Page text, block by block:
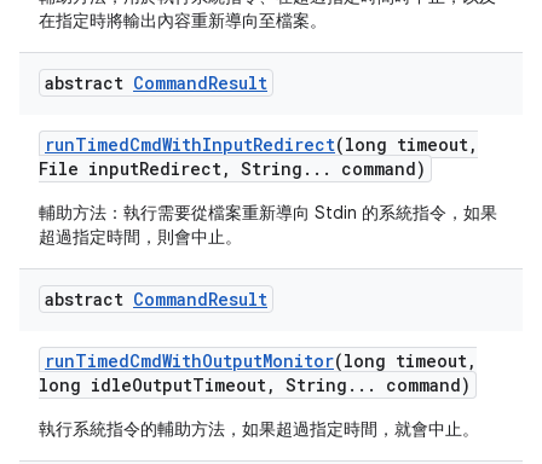
在指定時將輸出內容重新導向至檔案。
abstract CommandResult
runTimedCmdWithInputRedirect(long timeout,
File inputRedirect, String . . . command)
輔助方法：執行需要從檔案重新導向 Stdin 的系統指令，如果
超過指定時間，則會中止。
abstract CommandResult
runTimedCmdWithOutputMonitor(long timeout,
long idleOutputTimeout, String . . . command)
執行系統指令的輔助方法，如果超過指定時間，就會中止。